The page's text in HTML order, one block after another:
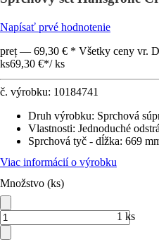
Napísať prvé hodnotenie
preț — 69,30 € * Všetky ceny vr.
ks69,30 €*/ ks
č. výrobku: 10184741
Druh výrobku: Sprchová
Vlastnosti: Jednoduché
Sprchová tyč - dĺžka: 669
Viac informácií o výrobku
Množstvo (ks)
1 ks